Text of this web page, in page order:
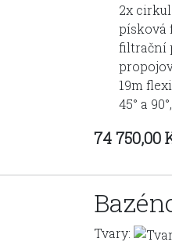
2x
písková
filtrační
19m
45° a
74 750,00
Tvary: